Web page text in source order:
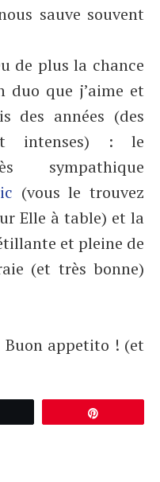
sauve souvent
de plus la chance
duo que j’aime et
des années (des
intenses) : le
sympathique
(vous le trouvez
Elle à table) et la
et pleine de
(et très bonne)
appetito ! (et